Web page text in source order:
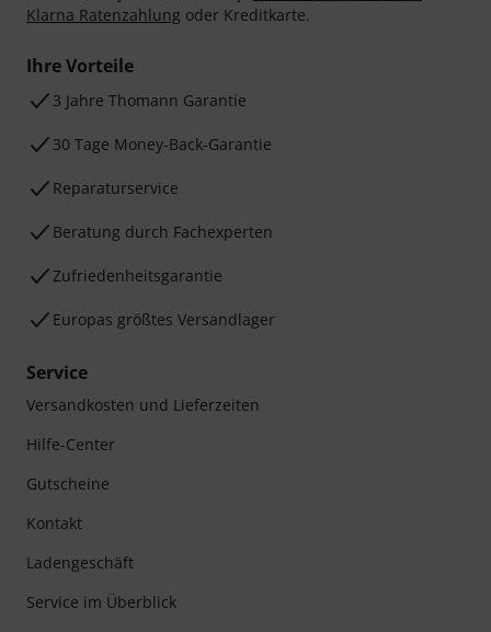
Klarna Ratenzahlung oder Kreditkarte.
Ihre Vorteile
3 Jahre Thomann Garantie
30 Tage Money-Back-Garantie
Reparaturservice
Beratung durch Fachexperten
Zufriedenheitsgarantie
Europas größtes Versandlager
Service
Versandkosten und Lieferzeiten
Hilfe-Center
Gutscheine
Kontakt
Ladengeschäft
Service im Überblick